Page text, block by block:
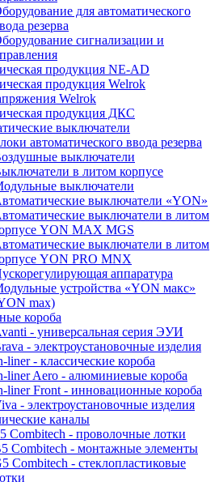
для автоматического
резерва
сигнализации и
продукция NE-AD
продукция Welrok
Welrok
продукция ДКС
выключатели
автоматического ввода резерва
выключатели
в литом корпусе
выключатели
выключатели «YON»
выключатели в литом
YON MAX MGS
выключатели в литом
YON PRO MNX
аппаратура
устройства «YON макс»
max)
короба
- универсальная серия ЭУИ
- электроустановочные изделия
liner - классические короба
liner Aero - алюминиевые короба
liner Front - инновационные короба
- электроустановочные изделия
каналы
Combitech - проволочные лотки
Combitech - монтажные элементы
Combitech - стеклопластиковые